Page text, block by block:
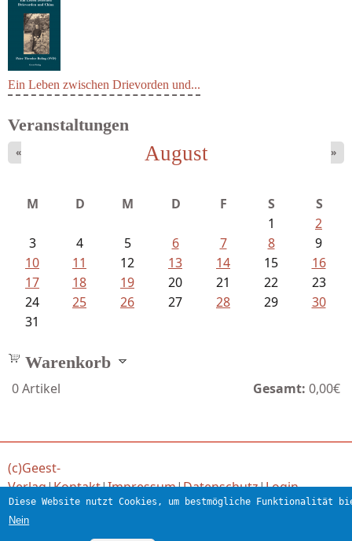
Ein Leben zwischen Drievorden und...
Veranstaltungen
August
« »
M D M D F S
S
1
2
3
4 5 6 7 8
9
10
11 12 13 14 15
16
17
18 19 20 21 22
23
24
25 26 27 28 29
30
31
Warenkorb
0Artikel Gesamt: 0,00€
(c)Geest-
Verlag|Kontakt|Impressum|Datenschutz|Login
Diese Website nutzt Cookies, um bestmögliche Funktionalität
Nein